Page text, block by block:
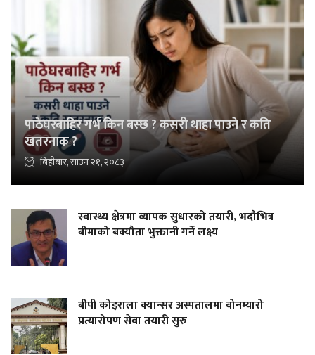
पाठेघरबाहिर गर्भ किन बस्छ ? कसरी थाहा पाउने र कति
खतरनाक ?
बिहीबार, साउन २१, २०८३
स्वास्थ्य क्षेत्रमा व्यापक सुधारको तयारी, भदौभित्र
बीमाको बक्यौता भुक्तानी गर्ने लक्ष्य
बीपी कोइराला क्यान्सर अस्पतालमा बोनम्यारो
प्रत्यारोपण सेवा तयारी सुरु